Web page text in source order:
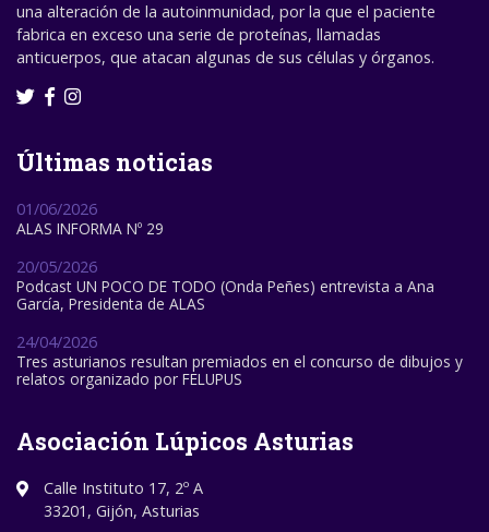
una alteración de la autoinmunidad, por la que el paciente
fabrica en exceso una serie de proteínas, llamadas
anticuerpos, que atacan algunas de sus células y órganos.
Últimas noticias
01/06/2026
ALAS INFORMA Nº 29
20/05/2026
Podcast UN POCO DE TODO (Onda Peñes) entrevista a Ana
García, Presidenta de ALAS
24/04/2026
Tres asturianos resultan premiados en el concurso de dibujos y
relatos organizado por FELUPUS
Asociación Lúpicos Asturias
Calle Instituto 17, 2º A
33201, Gijón, Asturias